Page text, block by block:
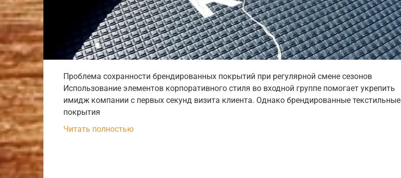
Проблема сохранности брендированных покрытий при регулярной смене сезонов
Использование элементов корпоративного стиля во входной группе помогает укрепить
имидж компании с первых секунд визита клиента. Однако брендированные текстильные
покрытия
Читать полностью